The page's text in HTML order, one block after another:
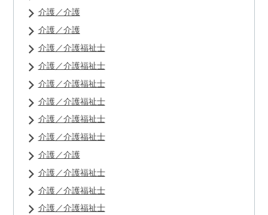
介護／介護
介護／介護
介護／介護福祉士
介護／介護福祉士
介護／介護福祉士
介護／介護福祉士
介護／介護福祉士
介護／介護福祉士
介護／介護
介護／介護福祉士
介護／介護福祉士
介護／介護福祉士